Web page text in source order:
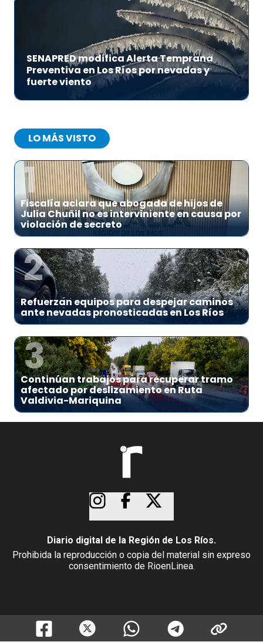
SENAPRED modifica Alerta Temprana
Preventiva en Los Ríos por nevadas y
fuerte viento
LO MÁS VISTO
1
Fiscalía aclara que abogada de hijos de
Julia Chuñil no es interviniente en causa por
violación de secreto
2
Refuerzan equipos para despejar caminos
ante nevadas pronosticadas en Los Ríos
3
Continúan trabajos para recuperar tramo
afectado por deslizamiento en Ruta
Valdivia-Mariquina
Diario digital de la Región de Los Ríos.
Prohibida la reproducción o copia del material sin expreso
consentimiento de RioenLinea.